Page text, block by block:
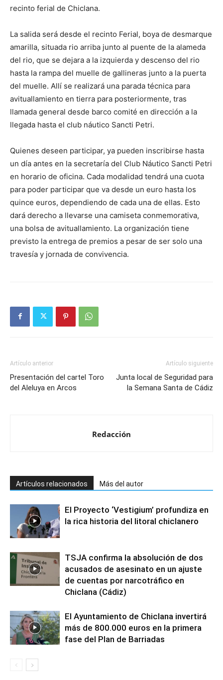
recinto ferial de Chiclana.
La salida será desde el recinto Ferial, boya de desmarque
amarilla, situada rio arriba junto al puente de la alameda
del rio, que se dejara a la izquierda y descenso del rio
hasta la rampa del muelle de gallineras junto a la puerta
del muelle. Allí se realizará una parada técnica para
avituallamiento en tierra para posteriormente, tras
llamada general desde barco comité en dirección a la
llegada hasta el club náutico Sancti Petri.
Quienes deseen participar, ya pueden inscribirse hasta
un día antes en la secretaría del Club Náutico Sancti Petri
en horario de oficina. Cada modalidad tendrá una cuota
para poder participar que va desde un euro hasta los
quince euros, dependiendo de cada una de ellas. Esto
dará derecho a llevarse una camiseta conmemorativa,
una bolsa de avituallamiento. La organización tiene
previsto la entrega de premios a pesar de ser solo una
travesía y jornada de convivencia.
Artículo anterior
Presentación del cartel Toro
del Aleluya en Arcos
Artículo siguiente
Junta local de Seguridad para
la Semana Santa de Cádiz
Redacción
Artículos relacionados Más del autor
El Proyecto ‘Vestigium’ profundiza en
la rica historia del litoral chiclanero
TSJA confirma la absolución de dos
acusados de asesinato en un ajuste
de cuentas por narcotráfico en
Chiclana (Cádiz)
El Ayuntamiento de Chiclana invertirá
más de 800.000 euros en la primera
fase del Plan de Barriadas